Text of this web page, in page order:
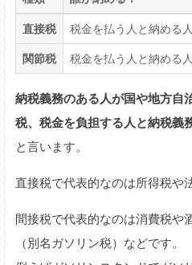
直接税
税金を払う人と納める
関節税
税金を払う人と納める
納税義務のある人が国や地方自
税、税金を負担する人と納税義
と言います。
直接税で代表的なのは所得税や
間接税で代表的なのは消費税や
（別名ガソリン税）などです。